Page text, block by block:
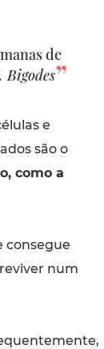
de
Bigodes
e
são o
como a
consegue
num